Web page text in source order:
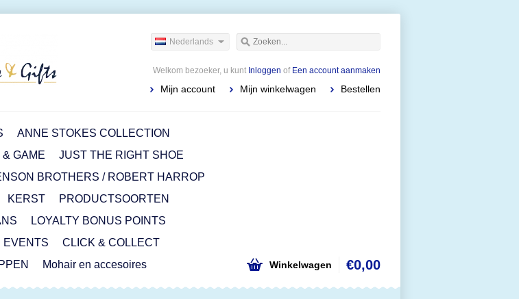
Nederlands
Welkom bezoeker, u kunt Inloggen of Een account aanmaken
Mijn account Mijn winkelwagen Bestellen
ANNE STOKES COLLECTION
GAME
JUST THE RIGHT SHOE
BROTHERS / ROBERT HARROP
KERST
PRODUCTSOORTEN
LOYALTY BONUS POINTS
EVENTS
CLICK & COLLECT
Mohair en accesoires Winkelwagen €0,00